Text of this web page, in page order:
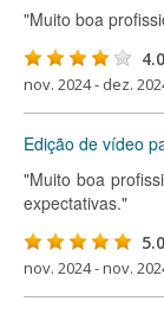
"Muito boa
4.0
nov. 2024 - dez.
Edição de vídeo
"Muito boa
expectativas."
5.0
nov. 2024 - nov.